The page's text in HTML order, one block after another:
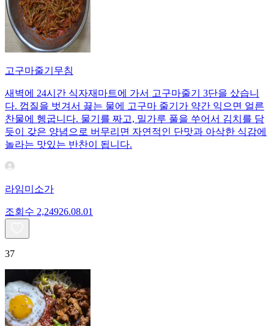
고구마줄기무침
새벽에 24시간 식자재마트에 가서 고구마줄기 3단을 샀습니
다. 껍질을 벗겨서 끓는 물에 고구마 줄기가 약간 익으면 얼른
찬물에 헹굽니다. 물기를 짜고, 밀가루 풀을 쑤어서 김치를 담
듯이 갖은 양념으로 버무리면 자연적인 단맛과 아삭한 식감에
놀라는 맛있는 반찬이 됩니다.
라임미소가
조회수 2,24926.08.01
37